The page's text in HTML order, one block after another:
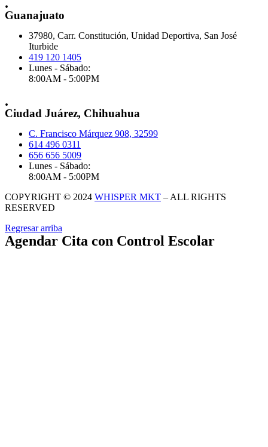
.
Guanajuato
37980, Carr. Constitución, Unidad Deportiva, San José
Iturbide
419 120 1405
Lunes - Sábado:
8:00AM - 5:00PM
.
Ciudad Juárez, Chihuahua
C. Francisco Márquez 908, 32599
614 496 0311
656 656 5009
Lunes - Sábado:
8:00AM - 5:00PM
COPYRIGHT © 2024 WHISPER MKT – ALL RIGHTS
RESERVED
Regresar arriba
Agendar Cita con Control Escolar